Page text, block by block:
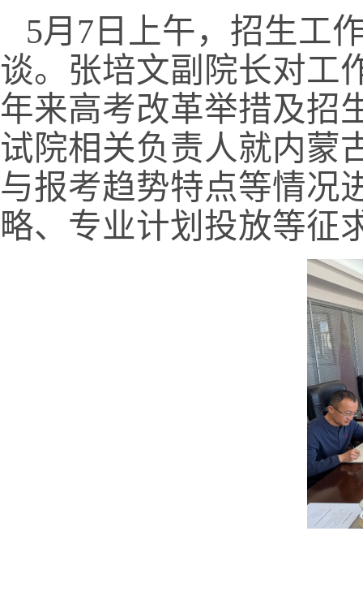
5月 7 日上午，招生工
谈。张培文副院长对工
年来高考改革举措及招
试院相关负责人就内蒙
与报考趋势特点等情况
略、专业计划投放等征